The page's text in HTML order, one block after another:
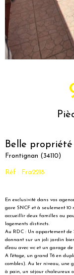
Belle
Frontignan (34110)
Réf : Fra2218
En exclusivité dans vos
gare SNCF et à seulement
accueillir deux familles ou
logements distincts.
Au RDC : Un appartement de
donnant sur un joli jardin
d'eau avec wc et un garage de
A l'étage, un grand T6 en
combles). Au 1er niveau, une
à pain, un séjour chaleureux